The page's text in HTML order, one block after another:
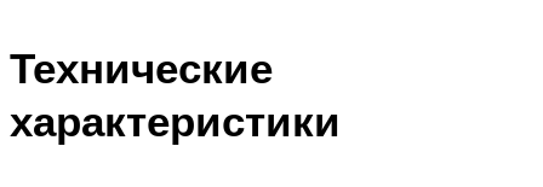
Технические
характеристики